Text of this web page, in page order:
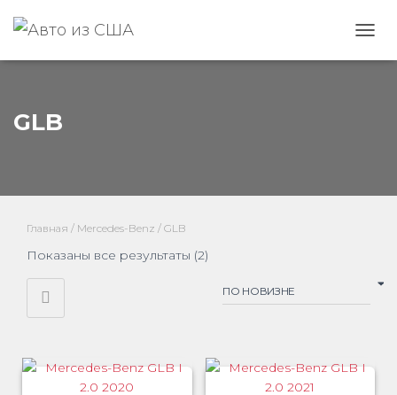
GLB
Главная / Mercedes-Benz / GLB
Показаны все результаты (2)
недавние